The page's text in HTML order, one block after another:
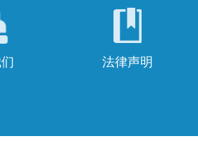
法律声明